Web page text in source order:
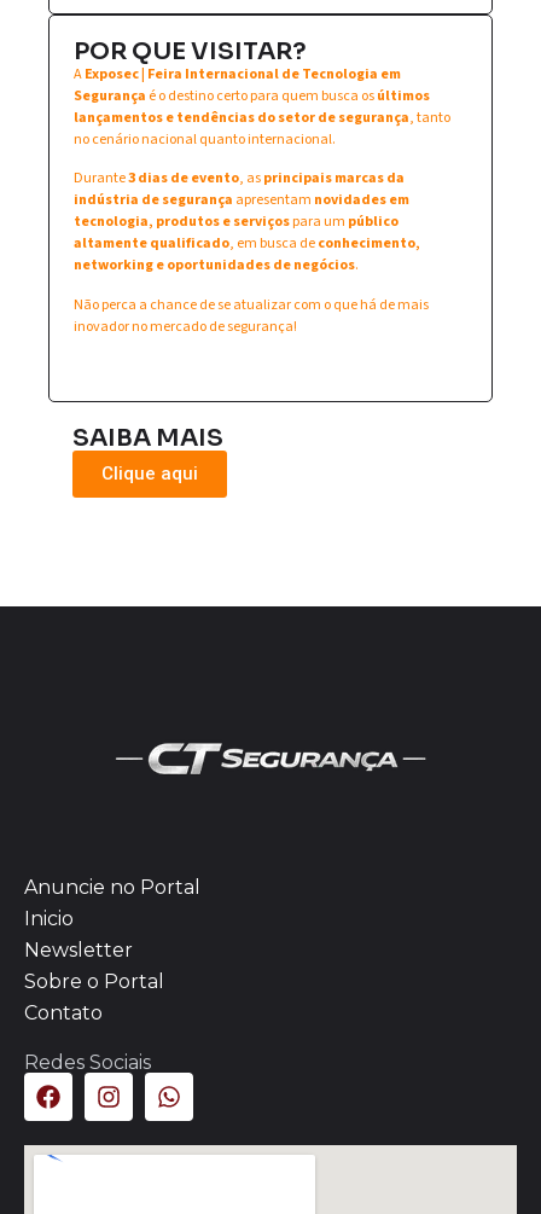
POR QUE VISITAR?
AExposec | Feira Internacional de Tecnologia em
Segurança é o destino certo para quem busca osúltimos
lançamentos e tendências do setor de segurança, tanto
no cenário nacional quanto internacional.
Durante3 dias de evento, asprincipais marcas da
indústria de segurança apresentam novidades em
tecnologia, produtos e serviçospara um público
altamente qualificado, em busca deconhecimento,
networking e oportunidades de negócios.
Não perca a chance de se atualizar com o que há de mais
inovador no mercado de segurança!
SAIBA MAIS
Clique aqui
Anuncie no Portal
Inicio
Newsletter
Sobre o Portal
Contato
Redes Sociais